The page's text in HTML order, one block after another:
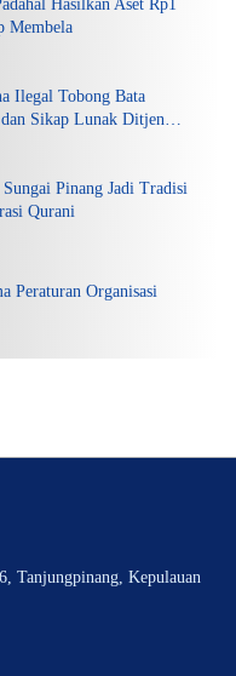
Hasilkan Aset Rp1
Membela
Ilegal Tobong Bata
Sikap Lunak Ditjen
Pinang Jadi Tradisi
Qurani
Peraturan Organisasi
Tanjungpinang, Kepulauan